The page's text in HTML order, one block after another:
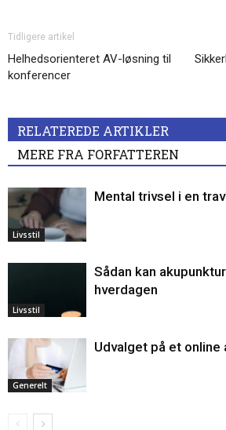
Tidligere artikel
Helhedsorienteret AV-løsning til
konferencer
RELATEREDE ARTIKLER
MERE FRA FORFATTEREN
Livsstil
Mental trivsel i en
Livsstil
Sådan kan
hverdagen
Generelt
Udvalget på et online